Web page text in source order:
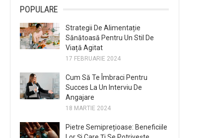
POPULARE
Strategii De Alimentație
Sănătoasă Pentru Un Stil De
Viață Agitat
17 FEBRUARIE 2024
Cum Să Te Îmbraci Pentru
Succes La Un Interviu De
Angajare
18 MARTIE 2024
Pietre Semiprețioase: Beneficiile